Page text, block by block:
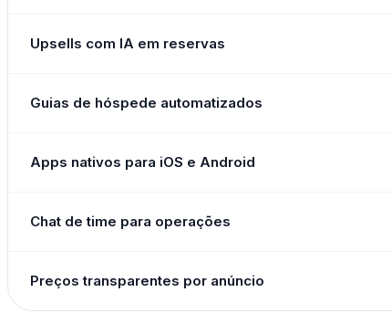
Upsells com IA em reservas
Guias de hóspede automatizados
Apps nativos para iOS e Android
Chat de time para operações
Preços transparentes por anúncio